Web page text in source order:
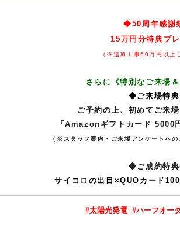
◆50周年感謝
15万円分特典プ
（※追加工事60万円以上
さらに 《特別なご来場＆
◆ご来場特
ご予約の上、初めてご来
「Amazonギフトカード 5000
（※スタッフ案内・ご来場アンケートへの
◆ご成約特
サイコロの出目×QUOカード
#太陽光発電 #ハーフオー